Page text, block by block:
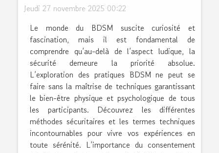
Jeudi 27 novembre 2025 00:22
Le monde du BDSM suscite curiosité et
fascination, mais il est fondamental de
comprendre qu’au-delà de l’aspect ludique, la
sécurité demeure la priorité absolue.
L’exploration des pratiques BDSM ne peut se
faire sans la maîtrise de techniques garantissant
le bien-être physique et psychologique de tous
les participants. Découvrez les différentes
méthodes sécuritaires et les termes techniques
incontournables pour vivre vos expériences en
toute sérénité. L’importance du consentement